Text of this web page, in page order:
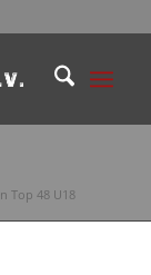
Top 48 U18